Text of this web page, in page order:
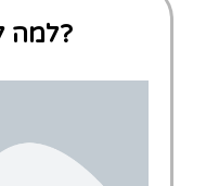
למה לקנות אצלינו?